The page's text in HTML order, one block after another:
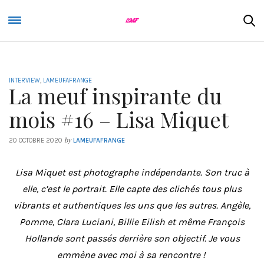
INTERVIEW, LAMEUFAFRANGE
La meuf inspirante du
mois #16 – Lisa Miquet
20 OCTOBRE 2020 by LAMEUFAFRANGE
Lisa Miquet est photographe indépendante. Son truc à
elle, c’est le portrait. Elle capte des clichés tous plus
vibrants et authentiques les uns que les autres. Angèle,
Pomme, Clara Luciani, Billie Eilish et même François
Hollande sont passés derrière son objectif. Je vous
emmène avec moi à sa rencontre !